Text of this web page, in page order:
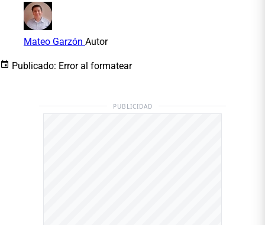
Mateo Garzón Autor
Publicado: Error al formatear
PUBLICIDAD